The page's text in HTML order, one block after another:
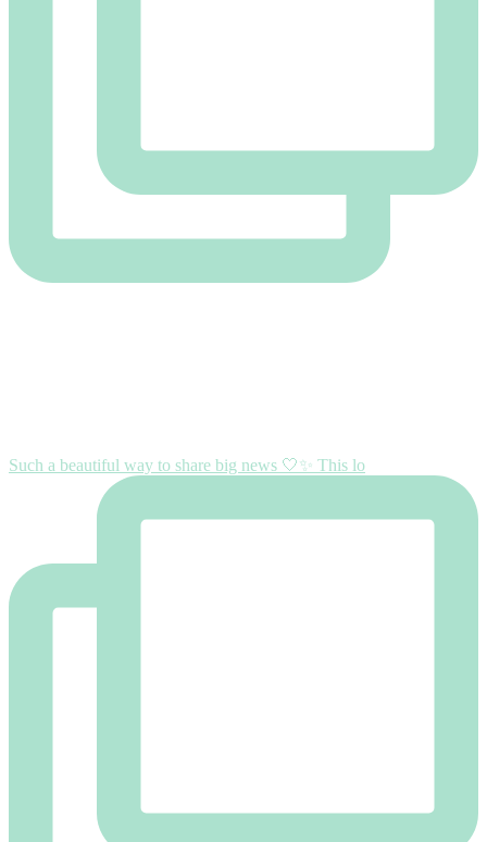
Such a beautiful way to share big news 🤍✨ This lo